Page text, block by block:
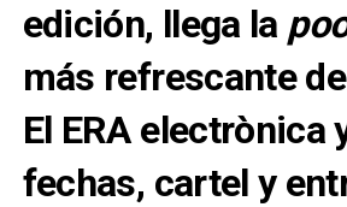
edición, llega la
más refrescante
El ERA electrònica
fechas, cartel y